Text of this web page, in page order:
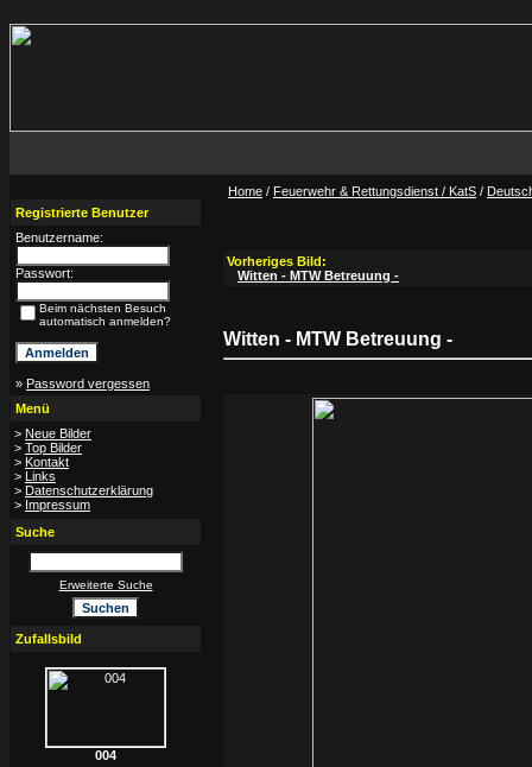
Registrierte Benutzer
Benutzername:
Passwort:
Beim nächsten Besuch
automatisch anmelden?
» Password vergessen
Menü
> Neue Bilder
> Top Bilder
> Kontakt
> Links
> Datenschutzerklärung
> Impressum
Suche
Erweiterte Suche
Zufallsbild
004
Home / Feuerwehr & Rettungsdienst / KatS /
Vorheriges Bild:
Witten - MTW Betreuung -
Witten - MTW Betreuung -